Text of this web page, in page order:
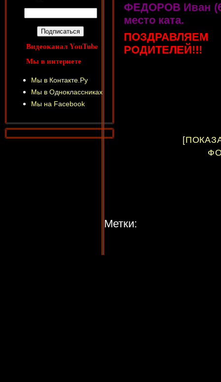
ФЕДОРОВ Иван (6
место ката.
РОДИТЕЛЕЙ!!!
Метки:
Видеоканал YouTube
Мы в интернете
Мы в Контакте.Ру
Мы в Одноклассниках
Мы на Facebook